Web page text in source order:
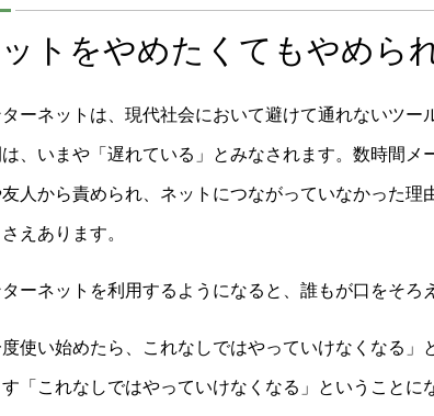
トをやめたくてもやめ
ーネットは、現代社会において避けて通れないツー
は、いまや「遅れている」とみなされます。数時間
人から責められ、ネットにつながっていなかった理
えあります。
ーネットを利用するようになると、誰もが口をそろ
度使い始めたら、これなしではやっていけなくなる
「これなしではやっていけなくなる」ということに